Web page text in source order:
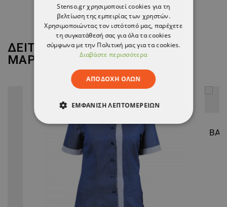
12,77 €
ΔΕΙΤΕ ΠΕΡΙΣΣΟΤΕΡΑ ΑΠΟ ΤΗ
ΜΑΡΚΑ
BEUNIQUE
Stenso.gr χρησιμοποιεί cookies για τη
βελτίωση της εμπειρίας των χρηστών.
Χρησιμοποιώντας τον ιστότοπό μας, παρέχετε
τη συγκατάθεσή σας για όλα τα cookies
σύμφωνα με την Πολιτική μας για τα cookies.
Διαβάστε περισσότερα
ΑΠΟΔΟΧΉ ΌΛΩΝ
ΕΜΦΆΝΙΣΗ ΛΕΠΤΟΜΕΡΕΙΏΝ
ΑΠΟΛΎΤΩΣ ΑΠΑΡΑΊΤΗΤΑ
ΑΠΌΔΟΣΗΣ ΣΤΌΧΕΥΣΗΣ
ΛΕΙΤΟΥΡΓΙΚΌΤΗΤΑΣ
ΜΗ ΤΑΞΙΝΟΜΗΜΈΝΑ